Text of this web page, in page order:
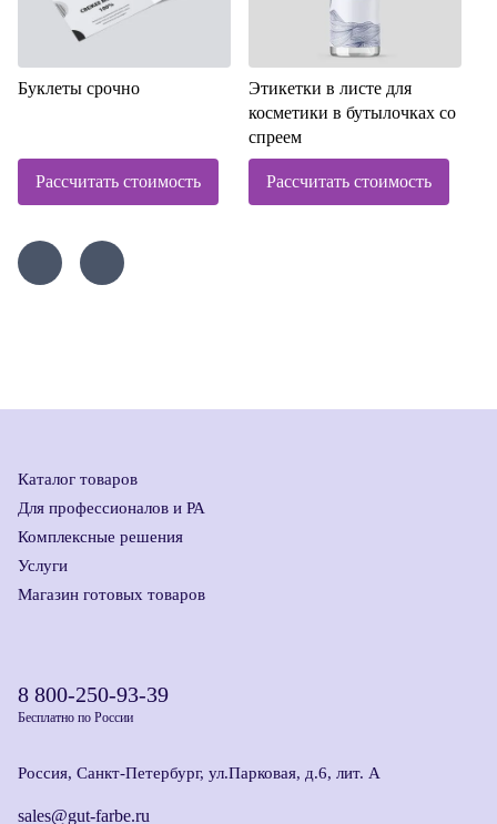
Буклеты срочно
Рассчитать стоимость
Этикетки в листе для
косметики в бутылочках со
спреем
Рассчитать стоимость
Каталог товаров
Для профессионалов и РА
Комплексные решения
Услуги
Магазин готовых товаров
8 800-250-93-39
Бесплатно по России
Россия, Санкт-Петербург, ул.Парковая, д.6, лит. А
sales@gut-farbe.ru